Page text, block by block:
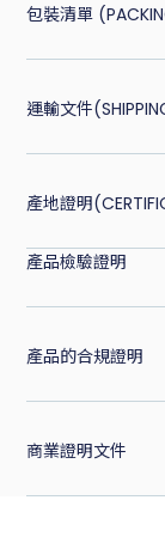
包裝清單
運輸文件
產地證明
產品檢驗證明
產品的合規證明
商業證明文件